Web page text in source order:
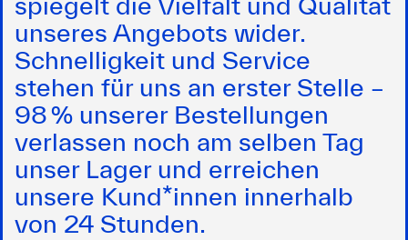
unseres Angebots wider.
Schnelligkeit und Service
stehen für uns an erster Stelle –
98 % unserer Bestellungen
verlassen noch am selben Tag
unser Lager und erreichen
unsere Kund*innen innerhalb
von 24 Stunden.